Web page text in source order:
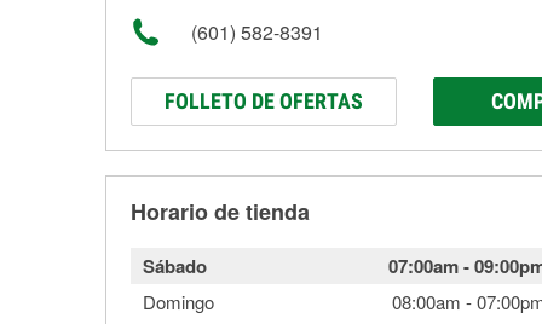
(601) 582-8391
FOLLETO DE OFERTAS
Horario de tienda
Sábado 07:00am-
Domingo 08:00am -